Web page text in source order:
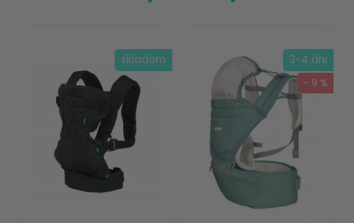
skladom 3-4 dni
- 9 %